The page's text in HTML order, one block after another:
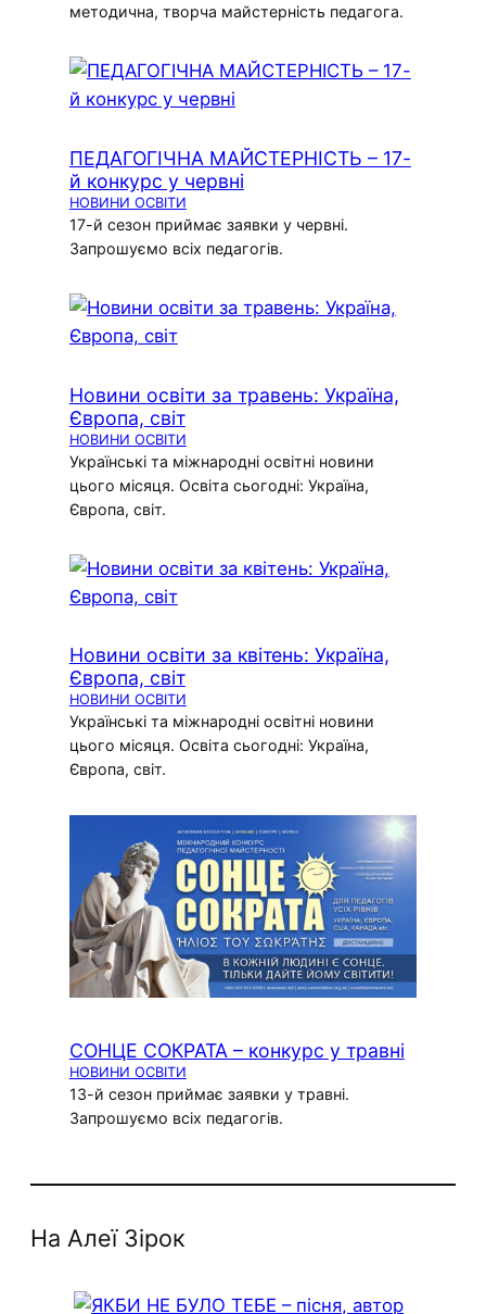
методична, творча майстерність педагога.
ПЕДАГОГІЧНА МАЙСТЕРНІСТЬ – 17-
й конкурс у червні
НОВИНИ ОСВІТИ
17-й сезон приймає заявки у червні.
Запрошуємо всіх педагогів.
Новини освіти за травень: Україна,
Європа, світ
НОВИНИ ОСВІТИ
Українські та міжнародні освітні новини
цього місяця. Освіта сьогодні: Україна,
Європа, світ.
Новини освіти за квітень: Україна,
Європа, світ
НОВИНИ ОСВІТИ
Українські та міжнародні освітні новини
цього місяця. Освіта сьогодні: Україна,
Європа, світ.
СОНЦЕ СОКРАТА – конкурс у травні
НОВИНИ ОСВІТИ
13-й сезон приймає заявки у травні.
Запрошуємо всіх педагогів.
На Алеї Зірок